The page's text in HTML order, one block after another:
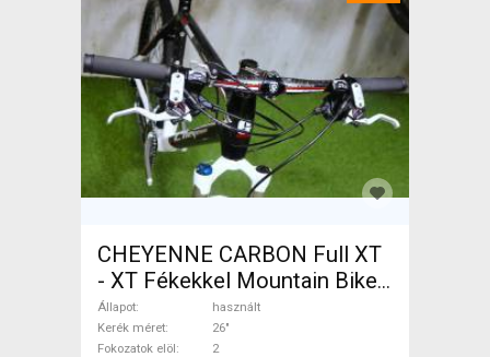
CHEYENNE CARBON Full XT
- XT Fékekkel Mountain Bike
26" elöl teleszkópos használt
ELADÓ
Állapot
használt
Kerék méret
26"
Fokozatok elöl
2